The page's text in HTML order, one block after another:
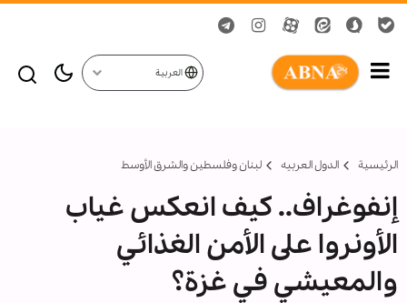
العربية
الرئيسية الدول العربیه لبنان وفلسطين والشرق الأوسط
إنفوغراف.. كيف انعكس غياب
الأونروا على الأمن الغذائي
والمعيشي في غزة؟